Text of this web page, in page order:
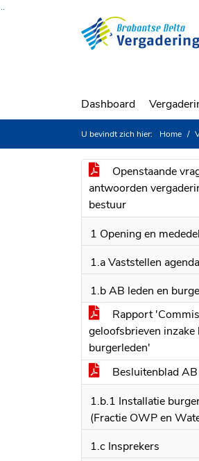
Ga naar de inhoud van deze pagina
Dashboard
U bevindt zich hier: Home
Openstaande
antwoorden
bestuur
1 Opening en
1.a Vaststellen agenda
1.b AB leden en
Rapport
geloofsbrieven inzake
burgerleden'
Besluitenblad AB
1.b.1 Installatie
(Fractie OWP en
1.c Insprekers